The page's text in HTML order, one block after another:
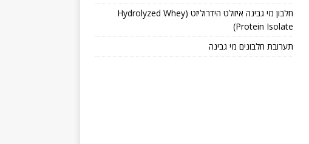
חלבון מי גבינה איזולט הידרוליזט (Hydrolyzed Whey
Protein Isolate)
תערובת חלבונים מי גבינה